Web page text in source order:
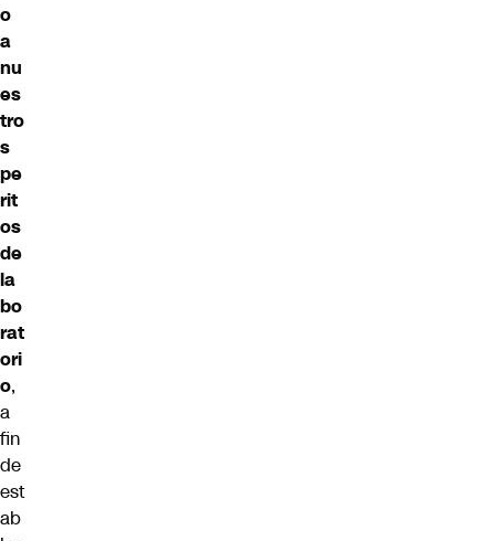
o
a
nu
es
tro
s
pe
rit
os
de
la
bo
rat
ori
o,
a
fin
de
est
ab